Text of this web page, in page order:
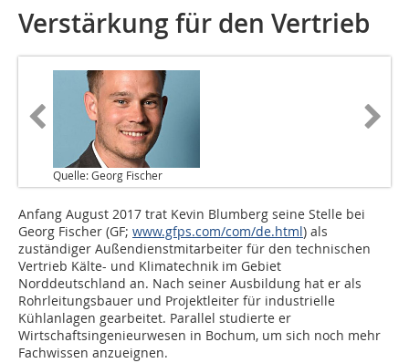
Verstärkung für den Vertrieb
Quelle: Georg Fischer
Anfang August 2017 trat Kevin Blumberg seine Stelle bei
Georg Fischer (GF; www.gfps.com/com/de.html) als
zuständiger Außendienstmitarbeiter für den technischen
Vertrieb Kälte- und Klimatechnik im Gebiet
Norddeutschland an. Nach seiner Ausbildung hat er als
Rohrleitungsbauer und Projektleiter für industrielle
Kühlanlagen gearbeitet. Parallel studierte er
Wirtschaftsingenieurwesen in Bochum, um sich noch mehr
Fachwissen anzueignen.